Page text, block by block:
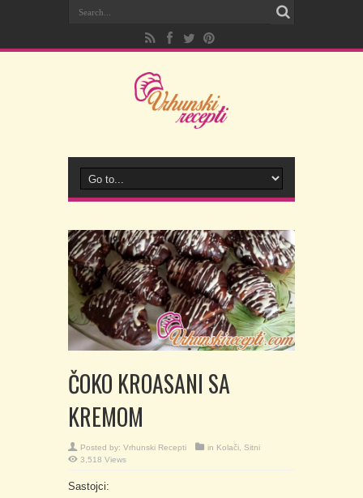
ČOKO KROASANI SA
KREMOM
Posted by: Vrhunski Recepti in Kolači Sitni
3,518 Views
Sastojci: